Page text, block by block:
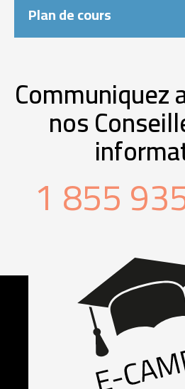
Plan de cours
Communiquez
nos
1 855